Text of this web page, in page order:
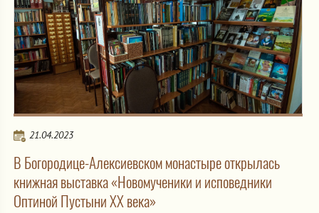
21.04.2023
В Богородице-Алексиевском монастыре открылась
книжная выставка «Новомученики и исповедники
Оптиной Пустыни ХХ века»